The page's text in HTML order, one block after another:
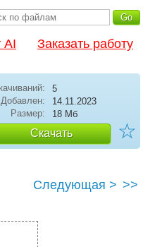
AI Заказать работу
5
Добавлен:
14.11.2023
Размер:
18 Мб
Скачать ☆
Следующая > >>